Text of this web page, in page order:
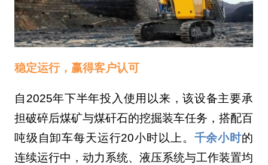
稳定运行，赢得客户认可
自2025年下半年投入使用以来，该设备主要承
担破碎后煤矿与煤矸石的挖掘装车任务，搭配百
吨级自卸车每天运行20小时以上。 千余小时的
连续运行中，动力系统、液压系统与工作装置均